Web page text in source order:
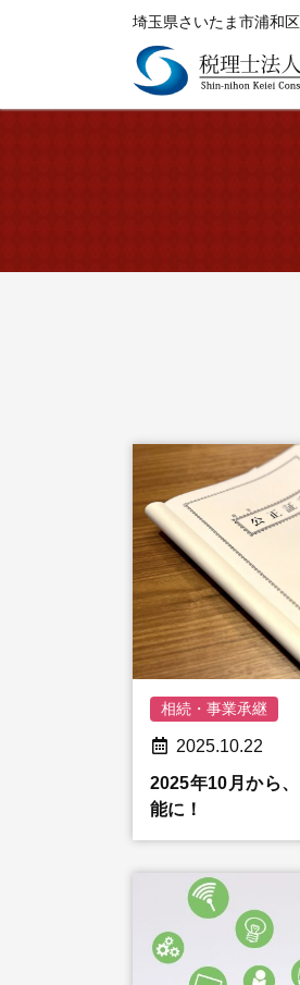
埼玉県さいたま市浦和
相続・事業承継
2025.10.22
2025年10月から
能に！